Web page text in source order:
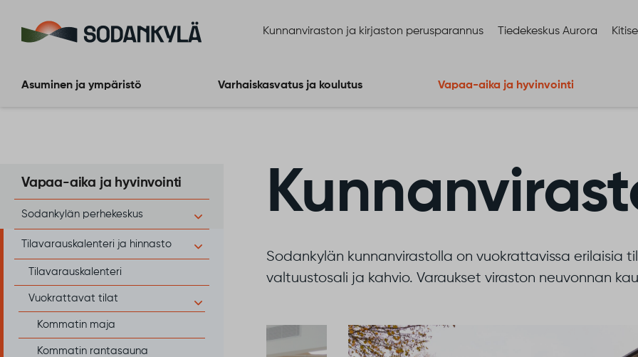
Kunnanviraston ja kirjaston perusparannus Tiedekeskus Aurora
Asuminen ja ympäristö Varhaiskasvatus ja koulutus Vapaa-aika ja hyvinvointi
Vapaa-aika ja hyvinvointi
Sodankylän perhekeskus
Tilavarauskalenteri ja hinnasto
Tilavarauskalenteri
Vuokrattavat tilat
Kommatin maja
Kommatin rantasauna
Sodankylän kunnanvirastolla on vuokrattavissa erilaisia
valtuustosali ja kahvio. Varaukset viraston neuvonnan